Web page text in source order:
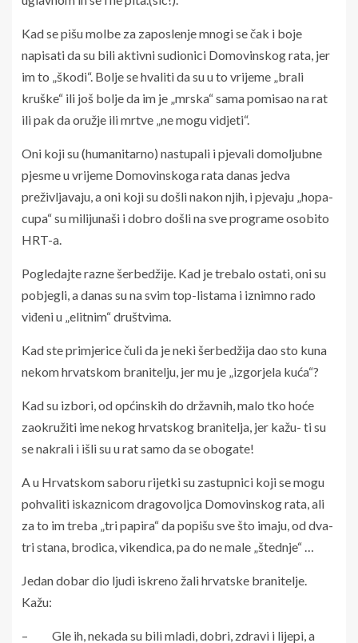
Kad se pišu molbe za zaposlenje mnogi se čak i boje
napisati da su bili aktivni sudionici Domovinskog rata, jer
im to „škodi“. Bolje se hvaliti da su u to vrijeme „brali
kruške“ ili još bolje da im je „mrska“ sama pomisao na rat
ili pak da oružje ili mrtve „ne mogu vidjeti“.
Oni koji su (humanitarno) nastupali i pjevali domoljubne
pjesme u vrijeme Domovinskoga rata danas jedva
preživljavaju, a oni koji su došli nakon njih, i pjevaju „hopa-
cupa“ su milijunaši i dobro došli na sve programe osobito
HRT-a.
Pogledajte razne šerbedžije. Kad je trebalo ostati, oni su
pobjegli, a danas su na svim top-listama i iznimno rado
viđeni u „elitnim“ društvima.
Kad ste primjerice čuli da je neki šerbedžija dao sto kuna
nekom hrvatskom branitelju, jer mu je „izgorjela kuća“?
Kad su izbori, od općinskih do državnih, malo tko hoće
zaokružiti ime nekog hrvatskog branitelja, jer kažu- ti su
se nakrali i išli su u rat samo da se obogate!
A u Hrvatskom saboru rijetki su zastupnici koji se mogu
pohvaliti iskaznicom dragovoljca Domovinskog rata, ali
za to im treba „tri papira“ da popišu sve što imaju, od dva-
tri stana, brodica, vikendica, pa do ne male „štednje“ …
Jedan dobar dio ljudi iskreno žali hrvatske branitelje.
Kažu:
– Gle ih, nekada su bili mladi, dobri, zdravi i lijepi, a